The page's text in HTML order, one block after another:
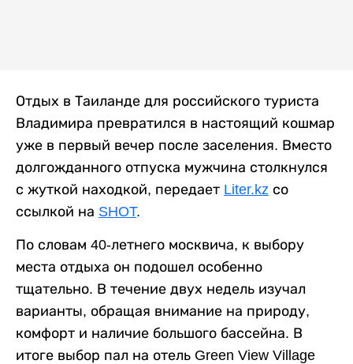
Отдых в Таиланде для российского туриста
Владимира превратился в настоящий кошмар
уже в первый вечер после заселения. Вместо
долгожданного отпуска мужчина столкнулся
с жуткой находкой, передает Liter.kz со
ссылкой на SHOT.
По словам 40-летнего москвича, к выбору
места отдыха он подошел особенно
тщательно. В течение двух недель изучал
варианты, обращая внимание на природу,
комфорт и наличие большого бассейна. В
итоге выбор пал на отель Green View Village